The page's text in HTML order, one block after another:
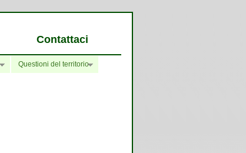
Contattaci
Questioni del territorio